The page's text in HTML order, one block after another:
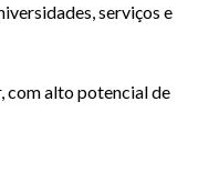
serviços e
com alto potencial de